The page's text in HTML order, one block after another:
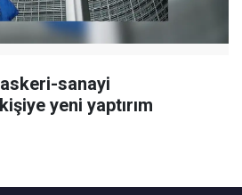
sanayi
yeni yaptırım